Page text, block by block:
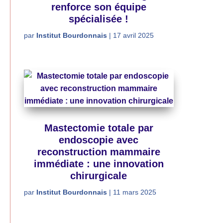
renforce son équipe
spécialisée !
par Institut Bourdonnais | 17 avril 2025
Mastectomie totale par
endoscopie avec
reconstruction mammaire
immédiate : une innovation
chirurgicale
par Institut Bourdonnais | 11 mars 2025